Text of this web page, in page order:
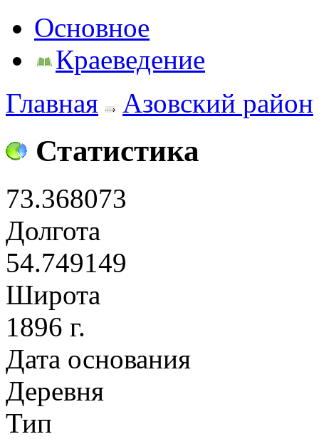
Основное
Краеведение
Главная
Азовский район
Статистика
73.368073
Долгота
54.749149
Широта
1896 г.
Дата основания
Деревня
Тип